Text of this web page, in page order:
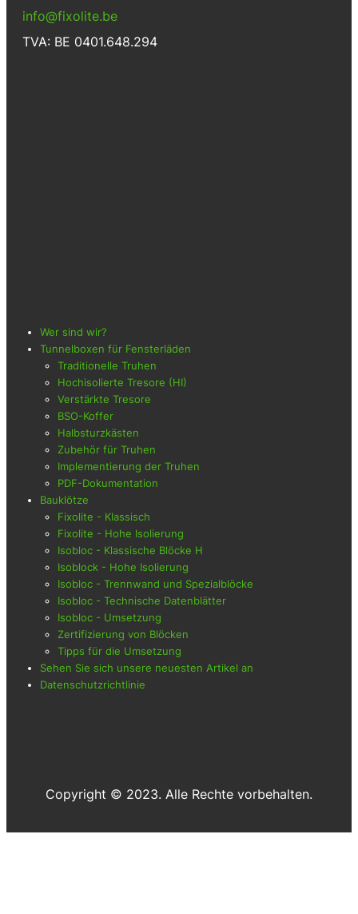
info@fixolite.be
TVA: BE 0401.648.294
Wer sind wir?
Tunnelboxen für Fensterläden
Traditionelle Truhen
Hochisolierte Tresore (HI)
Verstärkte Tresore
BSO-Koffer
Halbsturzkästen
Zubehör für Truhen
Implementierung der Truhen
PDF-Dokumentation
Bauklötze
Fixolite - Klassisch
Fixolite - Hohe Isolierung
Isobloc - Klassische Blöcke H
Isoblock - Hohe Isolierung
Isobloc - Trennwand und Spezialblöcke
Isobloc - Technische Datenblätter
Isobloc - Umsetzung
Zertifizierung von Blöcken
Tipps für die Umsetzung
Sehen Sie sich unsere neuesten Artikel an
Datenschutzrichtlinie
Copyright © 2023. Alle Rechte vorbehalten.